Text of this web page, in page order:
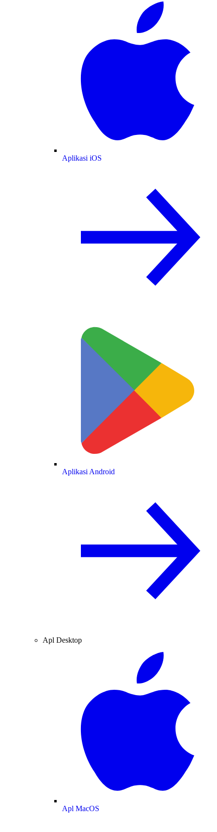
Aplikasi iOS
Aplikasi Android
Apl Desktop
Apl MacOS